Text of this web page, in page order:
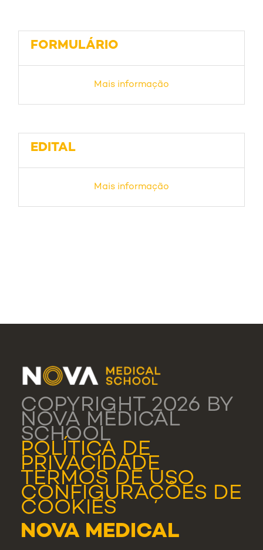
FORMULÁRIO
Mais informação
EDITAL
Mais informação
COPYRIGHT 2026 BY
NOVA MEDICAL
SCHOOL
POLÍTICA DE
PRIVACIDADE
TERMOS DE USO
CONFIGURAÇÕES DE
COOKIES
NOVA MEDICAL